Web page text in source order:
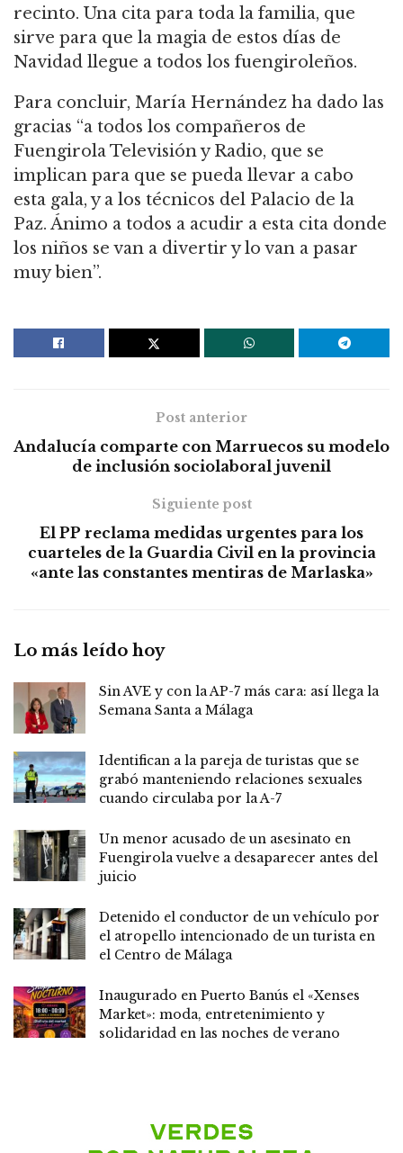
recinto. Una cita para toda la familia, que
sirve para que la magia de estos días de
Navidad llegue a todos los fuengiroleños.
Para concluir, María Hernández ha dado las
gracias “a todos los compañeros de
Fuengirola Televisión y Radio, que se
implican para que se pueda llevar a cabo
esta gala, y a los técnicos del Palacio de la
Paz. Ánimo a todos a acudir a esta cita donde
los niños se van a divertir y lo van a pasar
muy bien”.
Post anterior
Andalucía comparte con Marruecos su modelo
de inclusión sociolaboral juvenil
Siguiente post
El PP reclama medidas urgentes para los
cuarteles de la Guardia Civil en la provincia
«ante las constantes mentiras de Marlaska»
Lo más leído hoy
Sin AVE y con la AP-7 más cara: así llega la
Semana Santa a Málaga
Identifican a la pareja de turistas que se
grabó manteniendo relaciones sexuales
cuando circulaba por la A-7
Un menor acusado de un asesinato en
Fuengirola vuelve a desaparecer antes del
juicio
Detenido el conductor de un vehículo por
el atropello intencionado de un turista en
el Centro de Málaga
Inaugurado en Puerto Banús el «Xenses
Market»: moda, entretenimiento y
solidaridad en las noches de verano